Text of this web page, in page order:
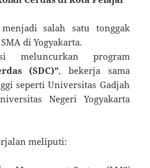
salah satu tonggak
di Yogyakarta.
meluncurkan program
(SDC)”, bekerja sama
seperti Universitas Gadjah
Negeri Yogyakarta
meliputi: